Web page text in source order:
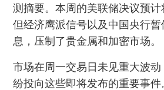
测摘要。本周的美联储决议预计
但经济鹰派信号以及中国央行
息，压制了贵金属和加密市场。
市场在周一交易日未见重大波
纷投向这些即将发布的重要事